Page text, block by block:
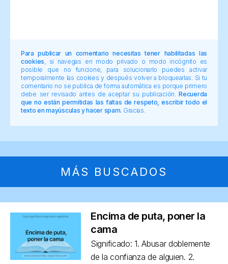
Para publicar un comentario necesitas tener habilitadas las
cookies , si navegas en modo privado o modo incógnito es
posible que no funcione, para solucionarlo puedes activar
temporalmente las cookies y después volver a bloquearlas. Si tu
comentario no se publica de forma automática es porque primero
debe ser revisado antes de aceptar su publicación.Recuerda
que no están permitidas las faltas de respeto, escribir todo el
texto en mayúsculas y hacer spam. Gracias.
MÁS BUSCADOS
Encima de puta, poner la
cama
Significado: 1. Abusar doblemente
de la confianza de alguien. 2.